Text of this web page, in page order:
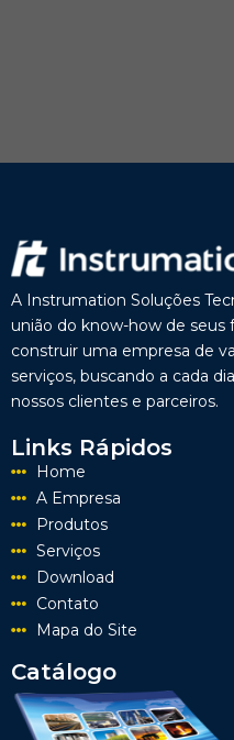
A Instrumation Soluções
união do know-how de
construir uma empresa de
serviços, buscando a cada
nossos clientes e parceiros.
Links Rápidos
Home
A Empresa
Produtos
Serviços
Download
Contato
Mapa do Site
Catálogo